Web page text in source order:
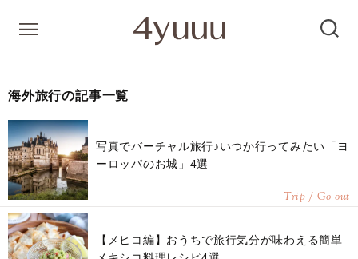
海外旅行の記事一覧
写真でバーチャル旅行♪いつか行ってみたい「ヨ
ーロッパのお城」4選
Trip / Go out
【メヒコ編】おうちで旅行気分が味わえる簡単